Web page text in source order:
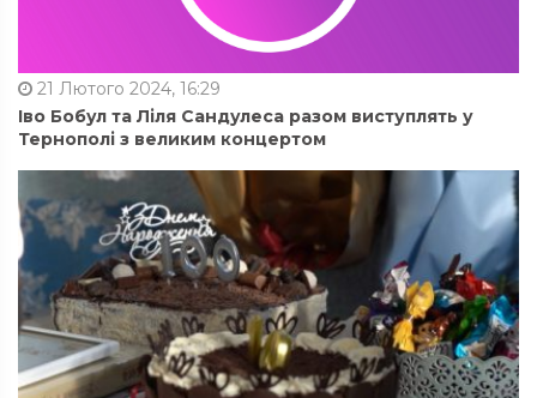
21 Лютого 2024, 16:29
Іво Бобул та Ліля Сандулеса разом виступлять у
Тернополі з великим концертом